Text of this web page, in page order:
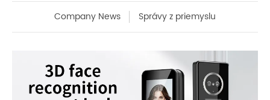
Company News Správy z priemyslu